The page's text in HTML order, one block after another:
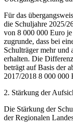
Für das
die Schuljahre 2025/
von 8 000 000 Euro
zugrunde, dass bei
Schulträger mehr und
erhalten. Die
beträgt auf Basis der
2017/2018 8 000 000
2. Stärkung der
Die Stärkung der
der Regionalen